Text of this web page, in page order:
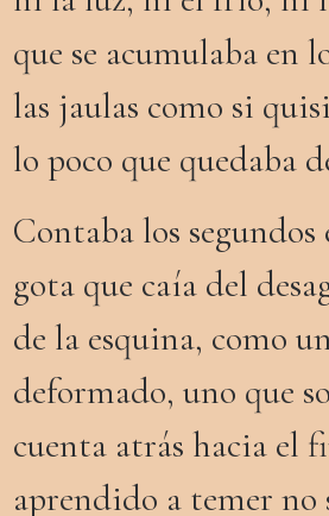
que se acumulaba en
las jaulas como si
lo poco que quedaba
Contabalos
gota que caía del
de la esquina, como
deformado, uno que
cuenta atrás hacia el
aprendido a temer no